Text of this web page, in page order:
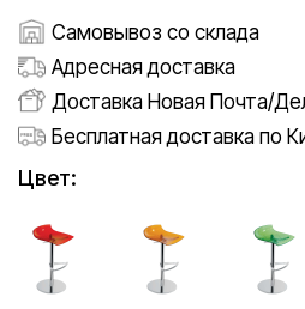
Самовывоз со склада
Адресная доставка
Доставка Новая Почта/
Бесплатная доставка по
Цвет: